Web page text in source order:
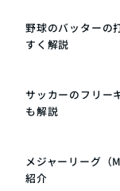
野球のバッターの
すく解説
サッカーのフリー
も解説
メジャーリーグ（
紹介